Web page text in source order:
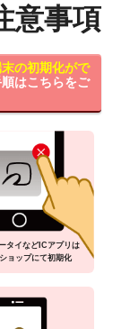
意事項
の初期化がで
はこちらをご
タイなどICアプリは
ョップにて初期化